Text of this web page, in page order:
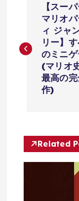
ナ
シ
ョ
【スー
マリオ
ィ ジャ
リー】
のミニ
(マリオ
最高の
作)
Related